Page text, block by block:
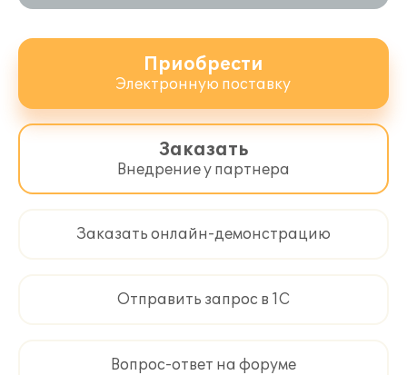
Приобрести
Электронную поставку
Заказать
Внедрение у партнера
Заказать онлайн-демонстрацию
Отправить запрос в 1С
Вопрос-ответ на форуме